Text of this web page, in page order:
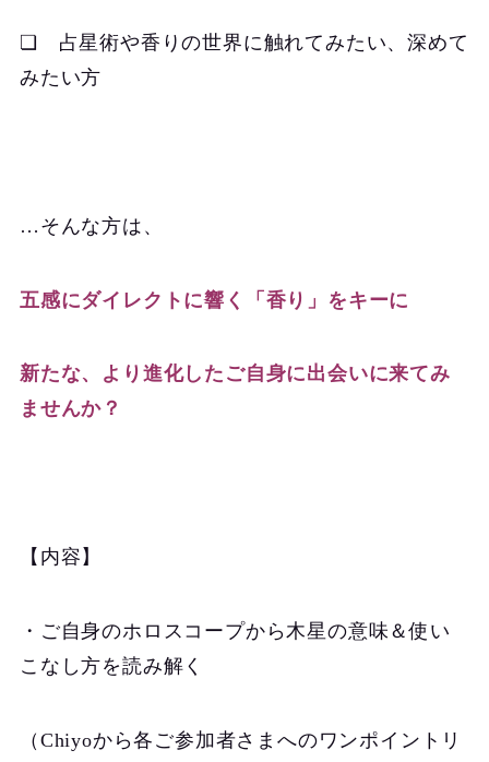
❏ 占星術や香りの世界に触れてみたい、深めて
みたい方
…そんな方は、
五感にダイレクトに響く「香り」をキーに
新たな、より進化したご自身に出会いに来てみ
ませんか？
【内容】
・ご自身のホロスコープから木星の意味＆使い
こなし方を読み解く
（Chiyoから各ご参加者さまへのワンポイントリ